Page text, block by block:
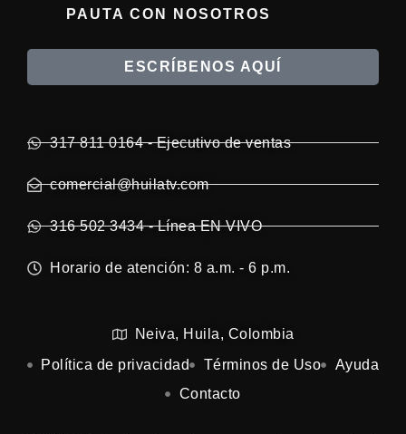
PAUTA CON NOSOTROS
ESCRÍBENOS AQUÍ
317 811 0164 - Ejecutivo de ventas
comercial@huilatv.com
316 502 3434 - Línea EN VIVO
Horario de atención: 8 a.m. - 6 p.m.
Neiva, Huila, Colombia
Política de privacidad
Términos de Uso
Ayuda
Contacto